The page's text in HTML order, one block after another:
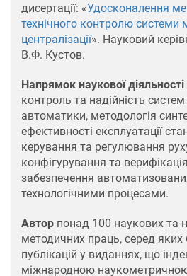
дисертації: «Удосконалення
технічного контролю системи
централізації». Науковий
В.Ф. Кустов.
Напрямок наукової діяльності
контроль та надійність систем
автоматики, методологія
ефективності експлуатації
керування та регулювання
конфігурування та
забезпечення
технологічними процесами.
Автор понад 100 наукових та
методичних праць, серед яких
публікацій у виданнях, що
міжнародною